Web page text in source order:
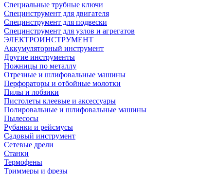
Специальные трубные ключи
Специнструмент для двигателя
Специнструмент для подвески
Специнструмент для узлов и агрегатов
ЭЛЕКТРОИНСТРУМЕНТ
Аккумуляторный инструмент
Другие инструменты
Ножницы по металлу
Отрезные и шлифовальные машины
Перфораторы и отбойные молотки
Пилы и лобзики
Пистолеты клеевые и аксессуары
Полировальные и шлифовальные машины
Пылесосы
Рубанки и рейсмусы
Садовый инструмент
Сетевые дрели
Станки
Термофены
Триммеры и фрезы